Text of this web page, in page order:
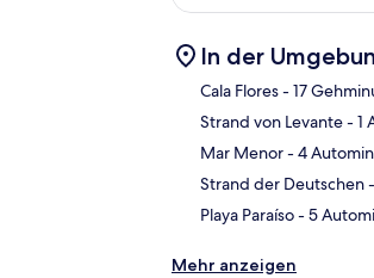
In der
Cala Flores- 17
Strand von Levante- 1
Mar Menor- 4
Strand der Deutschen
Playa Paraíso- 5
Mehr anzeigen